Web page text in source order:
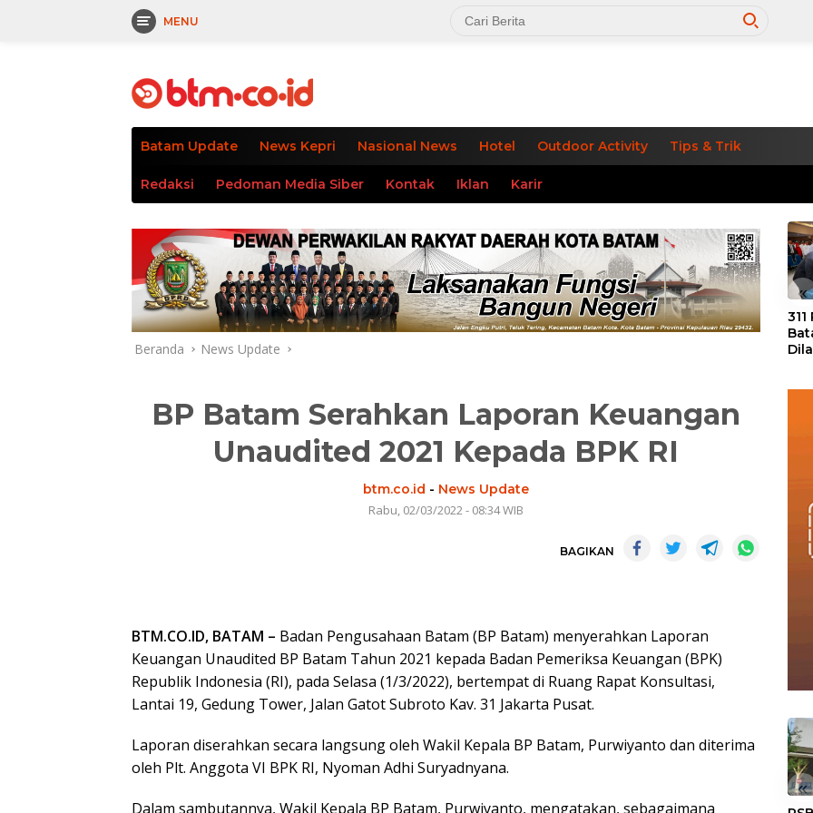
MENU
Batam Update News Kepri Nasional News Hotel Outdoor Activity Tips & Trik
Redaksi Pedoman Media Siber Kontak Iklan Karir
Beranda News Update
BP Batam Serahkan Laporan Keuangan
Unaudited 2021 Kepada BPK RI
btm.co.id - News Update
Rabu, 02/03/2022 - 08:34 WIB
BAGIKAN
BTM.CO.ID, BATAM – Badan Pengusahaan Batam (BP Batam) menyerahkan Laporan
Keuangan Unaudited BP Batam Tahun 2021 kepada Badan Pemeriksa Keuangan (BPK)
Republik Indonesia (RI), pada Selasa (1/3/2022), bertempat di Ruang Rapat Konsultasi,
Lantai 19, Gedung Tower, Jalan Gatot Subroto Kav. 31 Jakarta Pusat.
Laporan diserahkan secara langsung oleh Wakil Kepala BP Batam, Purwiyanto dan diterima
oleh Plt. Anggota VI BPK RI, Nyoman Adhi Suryadnyana.
Dalam sambutannya, Wakil Kepala BP Batam, Purwiyanto, mengatakan, sebagaimana
«
«